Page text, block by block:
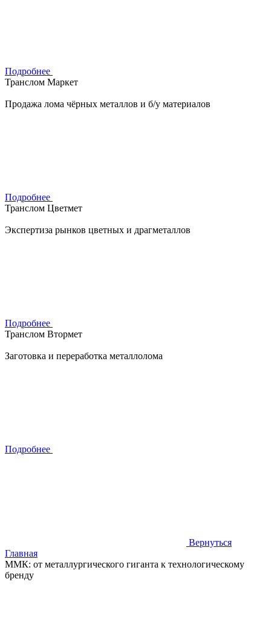
Подробнее
Транслом Маркет
Продажа лома чёрных металлов и б/у материалов
Подробнее
Транслом Цветмет
Экспертиза рынков цветных и драгметаллов
Подробнее
Транслом Втормет
Заготовка и переработка металлолома
Подробнее
Вернуться
Главная
ММК: от металлургического гиганта к технологическому
бренду